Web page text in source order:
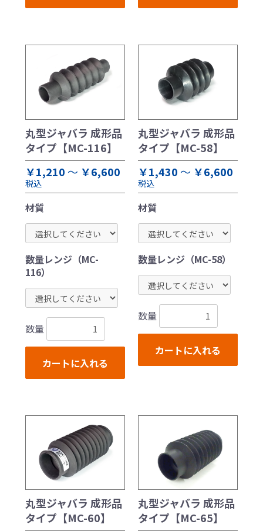
丸型ジャバラ 成形品
タイプ【MC-116】
￥1,210 ～ ￥6,600
税込
材質
数量レンジ（MC-
116）
数量
カートに入れる
丸型ジャバラ 成形品
タイプ【MC-58】
￥1,430 ～ ￥6,600
税込
材質
数量レンジ（MC-58）
数量
カートに入れる
丸型ジャバラ 成形品
タイプ【MC-60】
丸型ジャバラ 成形品
タイプ【MC-65】
お買い物を続ける カートへ進む